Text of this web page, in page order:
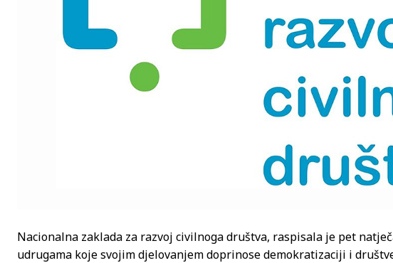
Nacionalna zaklada za razvoj civilnoga društva, raspisala je pet
udrugama koje svojim djelovanjem doprinose demokratizaciji i